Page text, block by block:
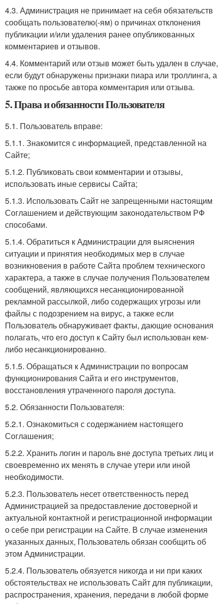
4.3. Администрация не принимает на себя обязательств
сообщать пользователю(-ям) о причинах отклонения
публикации и/или удаления ранее опубликованных
комментариев и отзывов.
4.4. Комментарий или отзыв может быть удален в случае,
если будут обнаружены признаки пиара или троллинга, а
также по просьбе автора комментария или отзыва.
5. Права и обязанности Пользователя
5.1. Пользователь вправе:
5.1.1. Знакомится с информацией, представленной на
Сайте;
5.1.2. Публиковать свои комментарии и отзывы,
использовать иные сервисы Сайта;
5.1.3. Использовать Сайт не запрещенными настоящим
Соглашением и действующим законодательством РФ
способами.
5.1.4. Обратиться к Администрации для выяснения
ситуации и принятия необходимых мер в случае
возникновения в работе Сайта проблем технического
характера, а также в случае получения Пользователем
сообщений, являющихся несанкционированной
рекламной рассылкой, либо содержащих угрозы или
файлы с подозрением на вирус, а также если
Пользователь обнаруживает факты, дающие основания
полагать, что его доступ к Сайту был использован кем-
либо несанкционированно.
5.1.5. Обращаться к Администрации по вопросам
функционирования Сайта и его инструментов,
восстановления утраченного пароля доступа.
5.2. Обязанности Пользователя:
5.2.1. Ознакомиться с содержанием настоящего
Соглашения;
5.2.2. Хранить логин и пароль вне доступа третьих лиц и
своевременно их менять в случае утери или иной
необходимости.
5.2.3. Пользователь несет ответственность перед
Администрацией за предоставление достоверной и
актуальной контактной и регистрационной информации
о себе при регистрации на Сайте. В случае изменения
указанных данных, Пользователь обязан сообщить об
этом Администрации.
5.2.4. Пользователь обязуется никогда и ни при каких
обстоятельствах не использовать Сайт для публикации,
распространения, хранения, передачи в любой форме